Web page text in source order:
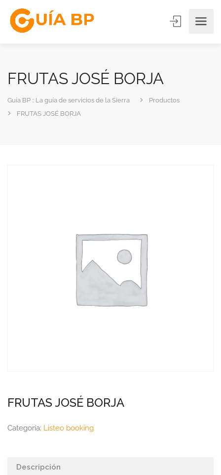
FRUTAS JOSÉ BORJA
Guía BP :: La guía de servicios de la Sierra
Productos
FRUTAS JOSÉ BORJA
FRUTAS JOSÉ BORJA
Categoría: Listeo booking
Descripción